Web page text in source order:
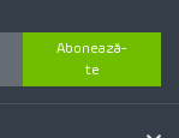
Abonează-
te